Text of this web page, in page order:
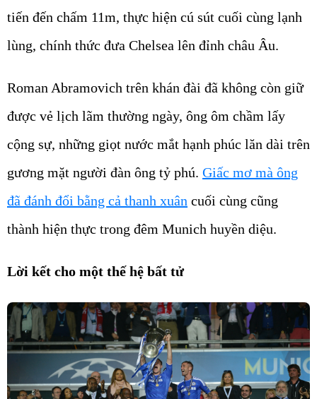
tiến đến chấm 11m, thực hiện cú sút cuối cùng lạnh
lùng, chính thức đưa Chelsea lên đỉnh châu Âu.
Roman Abramovich trên khán đài đã không còn giữ
được vẻ lịch lãm thường ngày, ông ôm chầm lấy
cộng sự, những giọt nước mắt hạnh phúc lăn dài trên
gương mặt người đàn ông tỷ phú. Giấc mơ mà ông
đã đánh đổi bằng cả thanh xuân cuối cùng cũng
thành hiện thực trong đêm Munich huyền diệu.
Lời kết cho một thế hệ bất tử